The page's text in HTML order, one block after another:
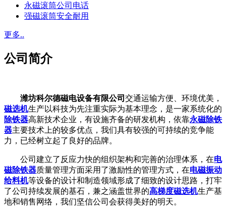
永磁滚筒公司电话
强磁滚筒安全耐用
更多..
公司简介
潍坊科尔德磁电设备有限公司 交通运输方便、环境优美，
磁选机生产以科技为先注重实际为基本理念，是一家系统化的
除铁器高新技术企业，有设施齐备的研发机构，依靠永磁除铁
器主要技术上的较多优点，我们具有较强的可持续的竞争能
力，已经树立起了良好的品牌。
公司建立了反应力快的组织架构和完善的治理体系，在电
磁除铁器质量管理方面采用了激励性的管理方式，在电磁振动
给料机等设备的设计和制造领域形成了细致的设计思路，打牢
了公司持续发展的基石，兼之涵盖世界的高梯度磁选机生产基
地和销售网络，我们坚信公司会获得美好的明天。